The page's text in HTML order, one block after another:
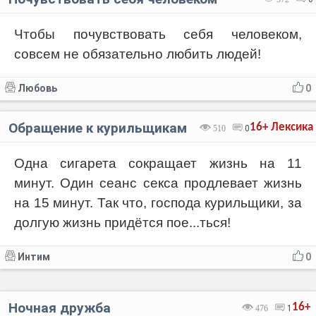
Чтобы почувствовать себя человеком,
совсем не обязательно любить людей!
0
Любовь
Лексика
16+
510 0
Обращение к курильщикам
Одна сигарета сокращает жизнь на 11
минут. Один сеанс секса продлевает жизнь
на 15 минут. Так что, господа курильщики, за
долгую жизнь придётся пое...ться!
0
Интим
16+
476 1
Ночная дружба